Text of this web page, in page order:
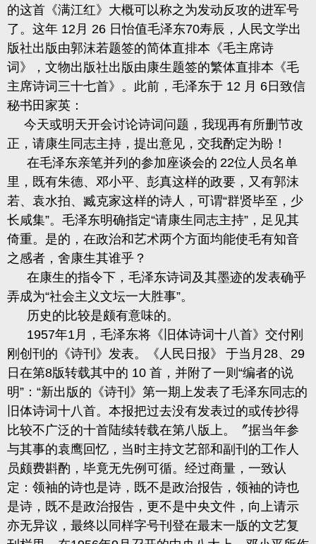
的这首《满江红》大概可以称之为发动反攻的进军号
了。这年 12月 26 日怡值毛泽东70寿辰，人民文学出
版社出版由郭沫若题签的简体直排本《毛主席诗
词》，文物出版社出版由康生题签的繁体直排本《毛
主席诗词三十七首》。此前，毛泽东于 12 月 6 日致信
秘书田家英：
今天或明天开会讨论诗词问题，我现再有所删节改
正，请康生同志主持，提出意见，交我酌定为盼！
在毛泽东亲笔并列的参加座谈会的 22位人员名单
里，既有朱德、邓小平、彭真这样的政要，又有郭沫
若、袁水拍、臧克家这样的诗人，可谓“群贤毕至，少
长咸集”。毛泽东明确指定“请康生同志主持”，足见其
倚重。是的，在政治和艺术两个方面均能使毛有知音
之感者，舍康生其谁乎？
在康生的指令下，毛泽东诗词及其墨迹的发表确乎
弄成为“社会主义文坛一大胜事”。
历史的比较是颇有意味的。
1957年1月，毛泽东将《 旧体诗词十八首》交付刚
刚创刊的《诗刊》发表。《人民日报》
于当月 28、 29
日在第8版转载其中的 10 首，并附了一则“编者的说
明”：“新出版的《诗刊》第一期上发表了毛泽东同志的
旧体诗词十八首。本报把过去没有发表过的或传抄得
比较不广泛的十首陆续转载在第八版上。〞据当年参
与其事的袁鹰回忆，当时主持文艺部和副刊的工作人
员颇费斟酌，毕竟无先例可循。经过商量，一致认
定：领袖的诗也是诗，既不是政治报告，领袖的诗也
是诗，既不是政治报告，更不是中央文件，向上请示
亦无异议 ，最终以同样字号刊登在最末一版的文艺复